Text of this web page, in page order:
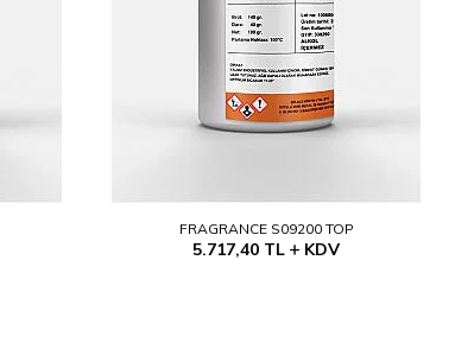
FRAGRANCE S09200 TOP
5.717,40 TL KDV